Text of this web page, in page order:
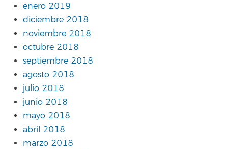
enero 2019
diciembre 2018
noviembre 2018
octubre 2018
septiembre 2018
agosto 2018
julio 2018
junio 2018
mayo 2018
abril 2018
marzo 2018